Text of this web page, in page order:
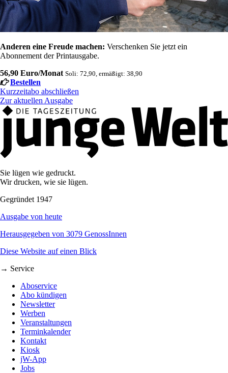
Anderen eine Freude machen: Verschenken Sie jetzt ein
Abonnement der Printausgabe.
56,90 Euro/Monat Soli: 72,90, ermäßigt: 38,90
Bestellen
Kurzzeitabo abschließen
Zur aktuellen Ausgabe
Sie lügen wie gedruckt.
Wir drucken, wie sie lügen.
Gegründet 1947
Ausgabe von heute
Herausgegeben von 3079 GenossInnen
Diese Website auf einen Blick
→ Service
Aboservice
Abo kündigen
Newsletter
Werben
Veranstaltungen
Terminkalender
Kontakt
Kiosk
jW-App
Jobs